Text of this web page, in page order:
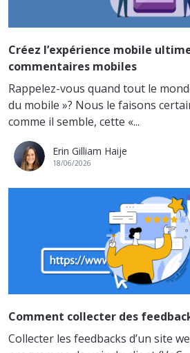
Créez l’expérience mobile
commentaires mobiles
Rappelez-vous quand tout le
du mobile »? Nous le faisons
comme il semble, cette «...
Erin Gilliam Haije
18/06/2026
Comment collecter des
Collecter les feedbacks d’un site